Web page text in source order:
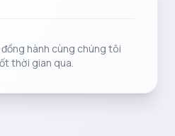
hành cùng chúng tôi
thời gian qua.